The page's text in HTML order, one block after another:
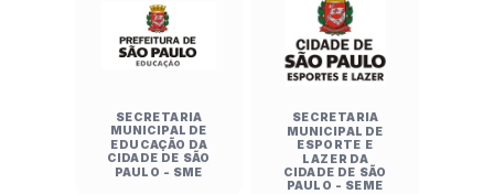
SECRETARIA
MUNICIPAL DE
EDUCAÇÃO DA
CIDADE DE SÃO
PAULO - SME
SECRETARIA
MUNICIPAL DE
ESPORTE E
LAZER DA
CIDADE DE SÃO
PAULO - SEME